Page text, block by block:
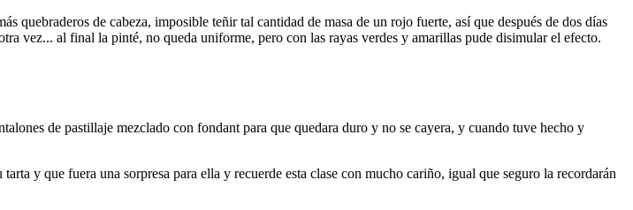
quebraderos de cabeza, imposible teñir tal cantidad de masa de un rojo fuerte, así que después de dos días
vez... al final la pinté, no queda uniforme, pero con las rayas verdes y amarillas pude disimular el efecto.
de pastillaje mezclado con fondant para que quedara duro y no se cayera, y cuando tuve hecho y
y que fuera una sorpresa para ella y recuerde esta clase con mucho cariño, igual que seguro la recordarán